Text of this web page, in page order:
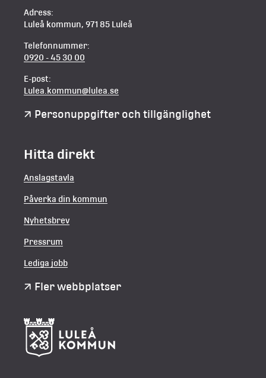
Adress:
Luleå kommun, 971 85 Luleå
Telefonnummer:
0920 - 45 30 00
E-post:
Lulea.kommun@lulea.se
Personuppgifter och tillgänglighet
Hitta direkt
Anslagstavla
Påverka din kommun
Nyhetsbrev
Pressrum
Lediga jobb
Fler webbplatser